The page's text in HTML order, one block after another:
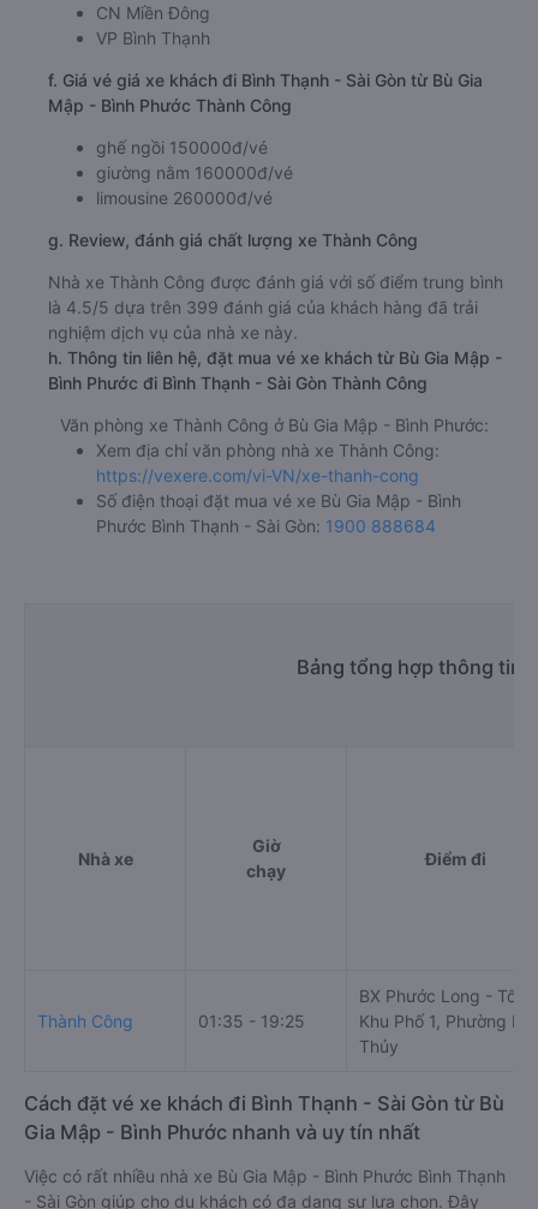
CN Miền Đông
VP Bình Thạnh
f. Giá vé giá xe khách đi Bình Thạnh - Sài Gòn từ Bù Gia
Mập - Bình Phước Thành Công
ghế ngồi 150000đ/vé
giường nằm 160000đ/vé
limousine 260000đ/vé
g. Review, đánh giá chất lượng xe Thành Công
Nhà xe Thành Công được đánh giá với số điểm trung bình
là 4.5/5 dựa trên 399 đánh giá của khách hàng đã trải
nghiệm dịch vụ của nhà xe này.
h. Thông tin liên hệ, đặt mua vé xe khách từ Bù Gia Mập -
Bình Phước đi Bình Thạnh - Sài Gòn Thành Công
Văn phòng xe Thành Công ở Bù Gia Mập - Bình Phước:
Xem địa chỉ văn phòng nhà xe Thành Công:
https://vexere.com/vi-VN/xe-thanh-cong
Số điện thoại đặt mua vé xe Bù Gia Mập - Bình
Phước Bình Thạnh - Sài Gòn: 1900 888684
Bảng tổng hợp thông tin
Nhà xe
Giờ
chạy
Điểm đi
Thành Công 01:35 - 19:25
BX Phước Long - Tổ 2,
Khu Phố 1, Phường
Thủy
Cách đặt vé xe khách đi Bình Thạnh - Sài Gòn từ Bù
Gia Mập - Bình Phước nhanh và uy tín nhất
Việc có rất nhiều nhà xe Bù Gia Mập - Bình Phước Bình Thạnh
- Sài Gòn giúp cho du khách có đa dạng sự lựa chọn. Đây